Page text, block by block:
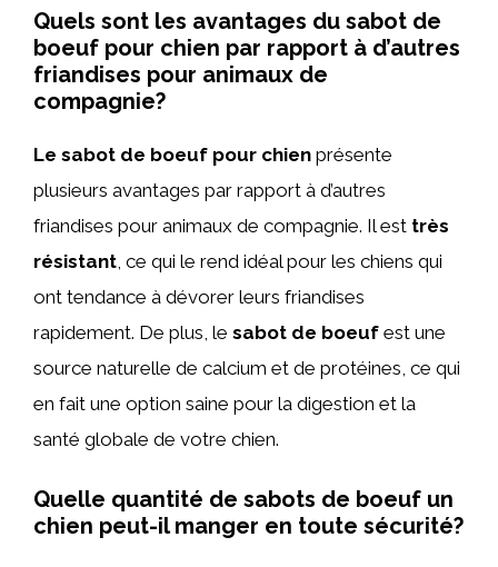
Quels sont les avantages du sabot de
boeuf pour chien par rapport à d’autres
friandises pour animaux de
compagnie?
Le sabot de boeuf pour chien présente
plusieurs avantages par rapport à d’autres
friandises pour animaux de compagnie. Il est très
résistant, ce qui le rend idéal pour les chiens qui
ont tendance à dévorer leurs friandises
rapidement. De plus, le sabot de boeuf est une
source naturelle de calcium et de protéines, ce qui
en fait une option saine pour la digestion et la
santé globale de votre chien.
Quelle quantité de sabots de boeuf un
chien peut-il manger en toute sécurité?